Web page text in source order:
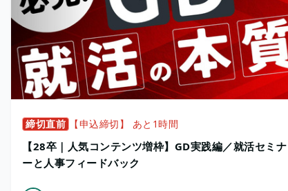
締切直前 【申込締切】 あと1時間
【28卒｜人気コンテンツ増枠】GD実践編／就活セミナ
ーと人事フィードバック